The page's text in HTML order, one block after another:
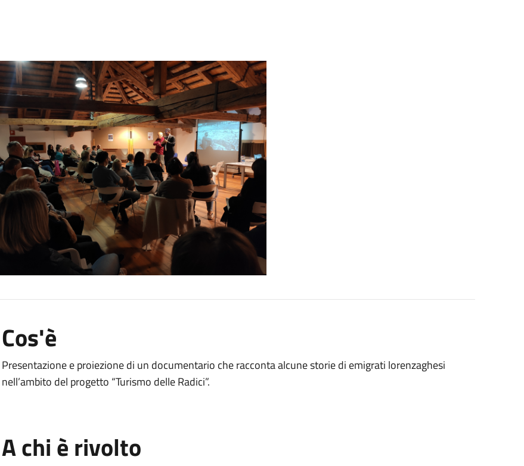
Cos'è
Presentazione e proiezione di un documentario che racconta alcune storie di emigrati lorenzaghesi
nell’ambito del progetto “Turismo delle Radici”.
A chi è rivolto